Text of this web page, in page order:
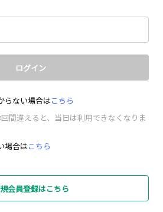
ログイン
らない場合はこちら
間違えると、当日は利用できなくなりま
場合はこちら
会員登録はこちら